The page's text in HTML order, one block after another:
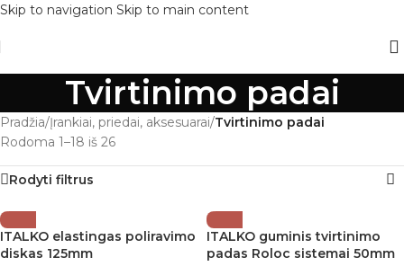
Skip to navigation Skip to main content
Tvirtinimo padai
Pradžia/Įrankiai, priedai, aksesuarai/Tvirtinimo padai
Rodoma 1–18 iš 26
Rodyti filtrus
ITALKO elastingas poliravimo
diskas 125mm
ITALKO guminis tvirtinimo
padas Roloc sistemai 50mm